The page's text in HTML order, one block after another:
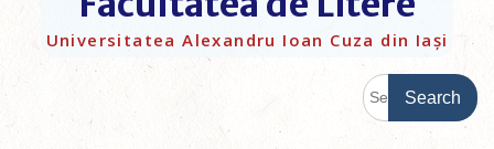
Universitatea Alexandru Ioan Cuza din Iași